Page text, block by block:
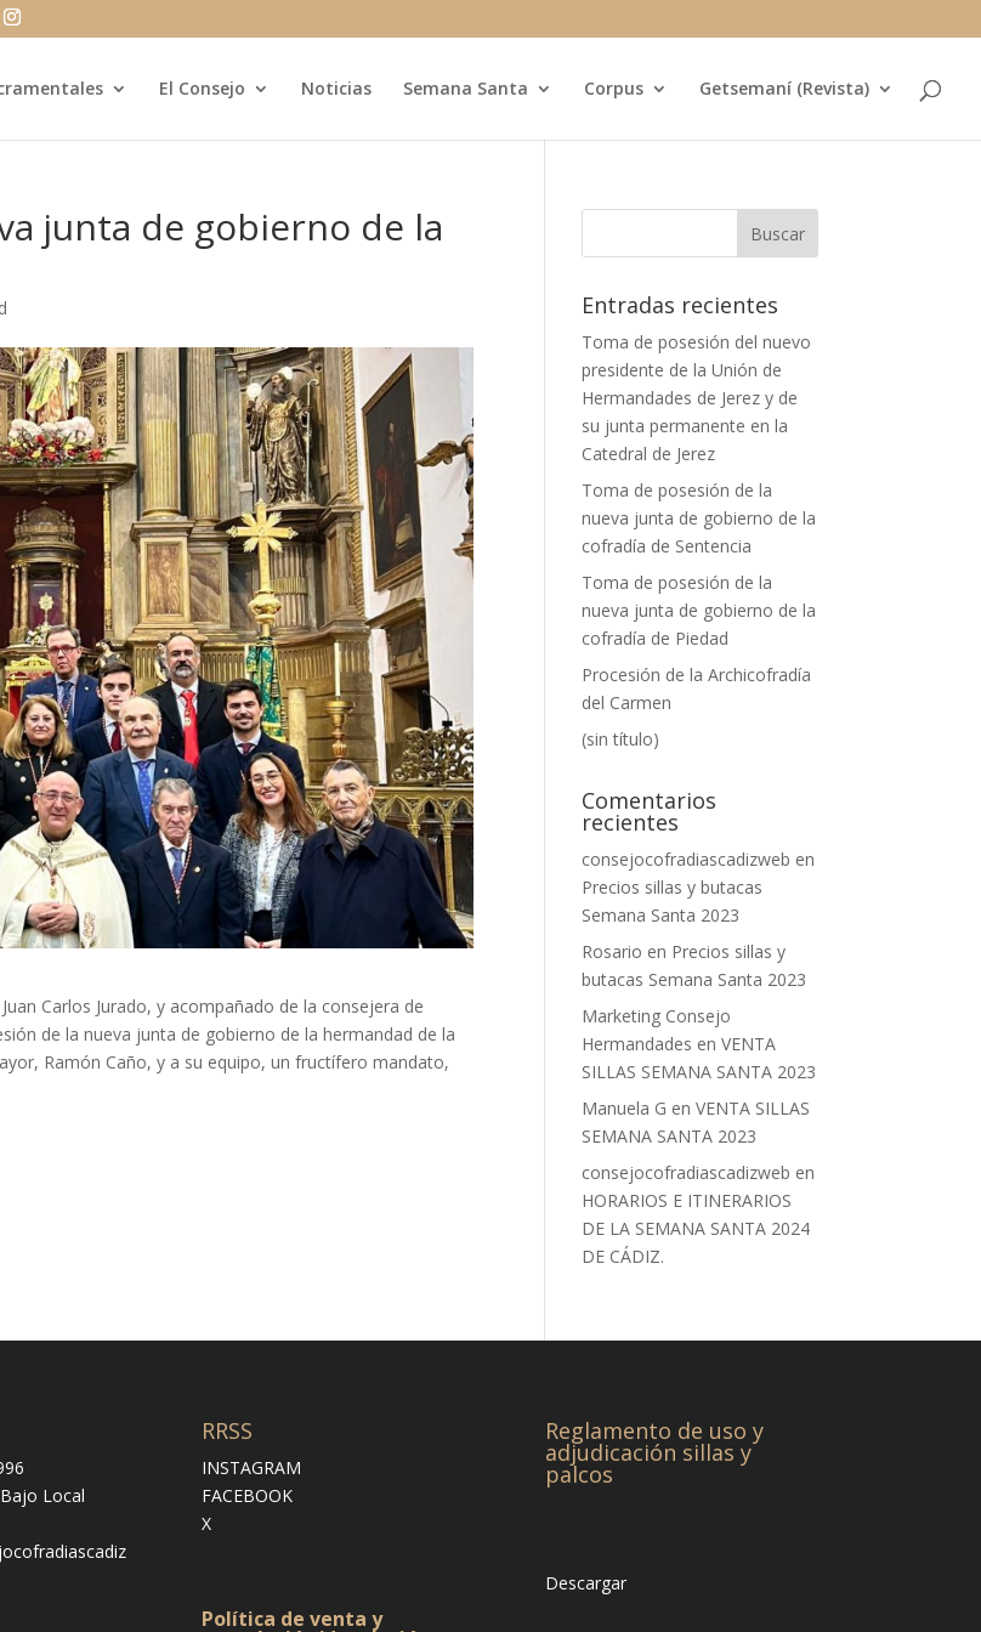
El Consejo Noticias Semana Santa Corpus Getsemaní (Revista)
junta de gobierno de la
Carlos Jurado, y acompañado de la consejera de
de la nueva junta de gobierno de la hermandad de la
Ramón Caño, y a su equipo, un fructífero mandato,
Entradas recientes
Toma de posesión del nuevo
presidente de la Unión de
Hermandades de Jerez y de
su junta permanente en la
Catedral de Jerez
Toma de posesión de la
nueva junta de gobierno de la
cofradía de Sentencia
Toma de posesión de la
nueva junta de gobierno de la
cofradía de Piedad
Procesión de la Archicofradía
del Carmen
(sin título)
Comentarios
recientes
consejocofradiascadizweb en
Precios sillas y butacas
Semana Santa 2023
Rosario en Precios sillas y
butacas Semana Santa 2023
Marketing Consejo
Hermandades enVENTA
SILLAS SEMANA SANTA 2023
Manuela G enVENTA SILLAS
SEMANA SANTA 2023
consejocofradiascadizweb en
HORARIOS E ITINERARIOS
DE LA SEMANA SANTA 2024
DE CÁDIZ.
Local
RRSS
INSTAGRAM
FACEBOOK
X
Política de venta y
Reglamento de uso y
adjudicación sillas y
palcos
Descargar